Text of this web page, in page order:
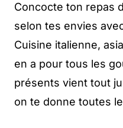
Concocte ton repas
selon tes envies
Cuisine italienne,
en a pour tous les
présents vient tout
on te donne toutes